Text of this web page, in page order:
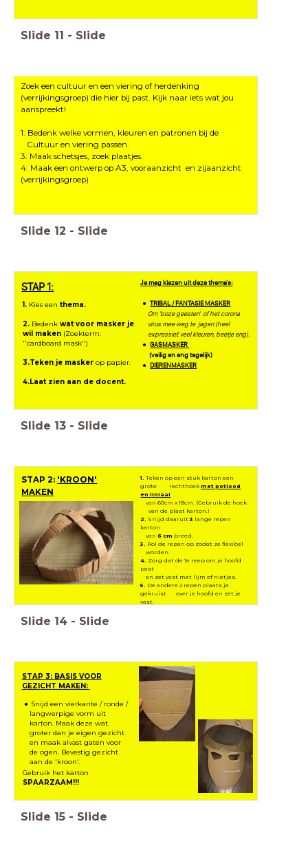
Slide 11 - Slide
Zoek een cultuur en een viering of herdenking
(verrijkingsgroep) die hier bij past. Kijk naar iets wat jou
aanspreekt!
1: Bedenk welke vormen, kleuren en patronen bij de
Cultuur en viering passen.
3: Maak schetsjes, zoek plaatjes.
4: Maak een ontwerp op A3, vooraanzicht en zijaanzicht
(verrijkingsgroep)
Slide 12 - Slide
STAP 1: Je mag kiezen uit dezethema's:
TRIBAL / FANTASIE MASKER
Om 'boze geesten' of het corona
virus mee weg te jagen (heel
expressief, veel kleuren, beetje eng).
GASMASKER
(veilig en eng tegelijk)
DIERENMASKER
1. Kies een thema.
2.Bedenk wat voor masker je
wilmaken (Zoekterm:
''cardboard mask'')
3.Teken je maskerop papier.
4.Laat zien aan de docent.
Slide 13 - Slide
STAP 2: 'KROON'
MAKEN
1. Teken op een stuk karton een
grote rechthoekmet potlood
en liniaal
van 60cm x 18cm. (Gebruik de hoek
van de plaat karton.)
2.
Snijd daaruit3 lange repen
karton
van6 cm breed.
3.
Rol de repen op zodat ze flexibel
worden.
4. Zorg dat de 1e reep om je hoofd
past
en zet vast met lijm of nietjes.
5.
De andere 2 repen plaats je
gekruist over je hoofd en zet je
vast.
Slide 14 - Slide
STAP 3: BASIS VOOR
GEZICHT MAKEN:
Snijd een vierkante / ronde /
langwerpige vorm uit
karton. Maak deze wat
groter dan je eigen gezicht
en maak alvast gaten voor
de ogen. Bevestig gezicht
aan de 'kroon'.
Gebruik het karton
SPAARZAAM!!!
Slide 15 - Slide